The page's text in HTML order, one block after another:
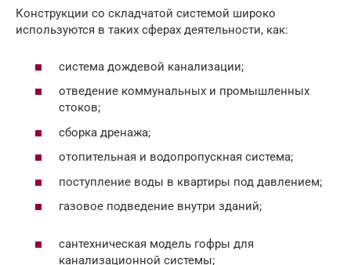
Конструкции со складчатой системой широко
используются в таких сферах деятельности, как:
система дождевой канализации;
отведение коммунальных и промышленных
стоков;
сборка дренажа;
отопительная и водопропускная система;
поступление воды в квартиры под давлением;
газовое подведение внутри зданий;
сантехническая модель гофры для
канализационной системы;